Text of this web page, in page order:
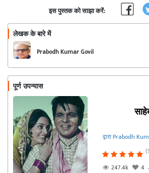
इस पुस्तक को साझा करें:
लेखक के बारे में
Prabodh Kumar Govil
पूर्ण उपन्यास
द्वारा Prabodh
247.4k
4